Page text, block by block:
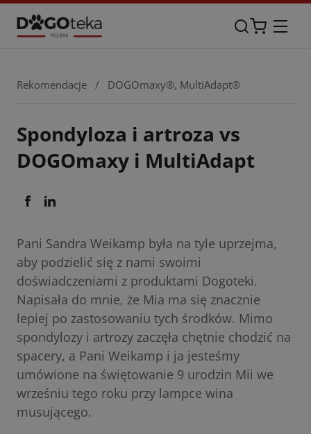
Rekomendacje / DOGOmaxy®, MultiAdapt®
Spondyloza i artroza vs
DOGOmaxy i MultiAdapt
Pani Sandra Weikamp była na tyle uprzejma,
aby podzielić się z nami swoimi
doświadczeniami z produktami Dogoteki.
Napisała do mnie, że Mia ma się znacznie
lepiej po zastosowaniu tych środków. Mimo
spondylozy i artrozy zaczęła chętnie chodzić na
spacery, a Pani Weikamp i ja jesteśmy
umówione na świętowanie 9 urodzin Mii we
wrześniu tego roku przy lampce wina
musującego.